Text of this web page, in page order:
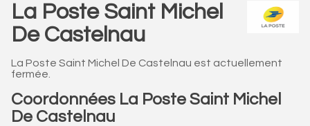
La Poste Saint Michel
De Castelnau
La Poste Saint Michel De Castelnau est actuellement
fermée.
Coordonnées La Poste Saint Michel
De Castelnau